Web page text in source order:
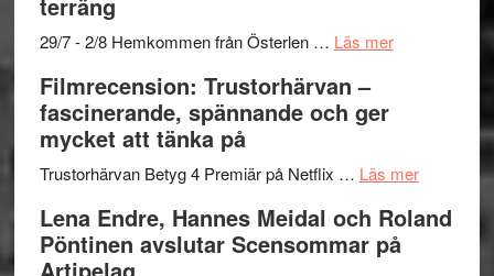
–
och
lättsam
29/7 - 2/8 Hemkommen från Österlen … Läs merom
2026
I
Delvis
Filmrecension: Trustorhärvan –
fascinerande, spännande och ger
mycket att tänka på
Trustorhärvan Betyg 4 Premiär på Netflix … Läs merom
Lena Endre, Hannes Meidal och Roland
Pöntinen avslutar Scensommar på